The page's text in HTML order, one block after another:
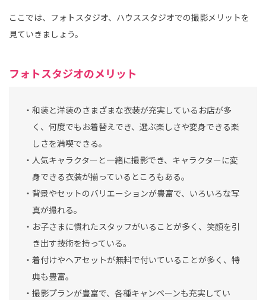
ここでは、フォトスタジオ、ハウススタジオでの撮影メリットを
見ていきましょう。
フォトスタジオのメリット
・和装と洋装のさまざまな衣装が充実しているお店が多
く、何度でもお着替えでき、選ぶ楽しさや変身できる楽
しさを満喫できる。
・人気キャラクターと一緒に撮影でき、キャラクターに変
身できる衣装が揃っているところもある。
・背景やセットのバリエーションが豊富で、いろいろな写
真が撮れる。
・お子さまに慣れたスタッフがいることが多く、笑顔を引
き出す技術を持っている。
・着付けやヘアセットが無料で付いていることが多く、特
典も豊富。
・撮影プランが豊富で、各種キャンペーンも充実してい